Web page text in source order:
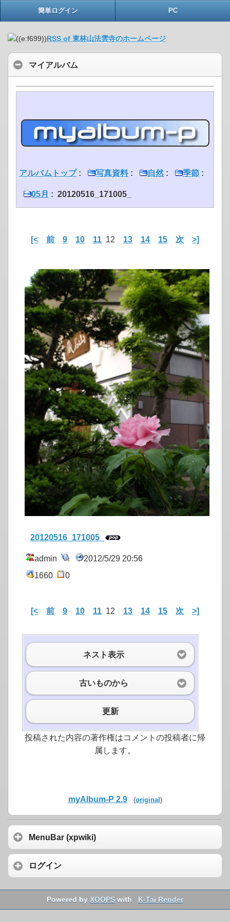
簡単ログイン PC
RSS of 東林山法雲寺のホームページ
マイアルバム
アルバムトップ: 写真資料: 自然: 季節 :
05月 : 20120516_171005_
[< 前 9 10 11 12 13 14 15 次 >]
20120516_171005_
admin
2012/5/29 20:56
1660
0
[< 前 9 10 11 12 13 14 15 次 >]
ネスト表示
古いものから
更新
投稿された内容の著作権はコメントの投稿者に帰
属します。
myAlbum-P 2.9 (original )
MenuBar (xpwiki)
ログイン
Powered byXOOPS with K-Tai Render